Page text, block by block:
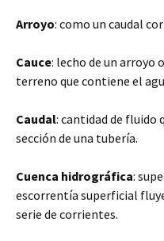
Arroyo: como un caudal
Cauce: lecho de un arroyo
terreno que contiene el
Caudal: cantidad de fluido
sección de una tubería.
Cuenca hidrográfica:
escorrentía superficial
serie de corrientes.